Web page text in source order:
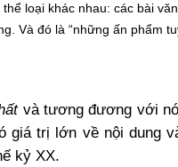
loại khác nhau: các bài
Và đó là “những ấn phẩm
và tương đương với
trị lớn về nội dung
kỷ XX.